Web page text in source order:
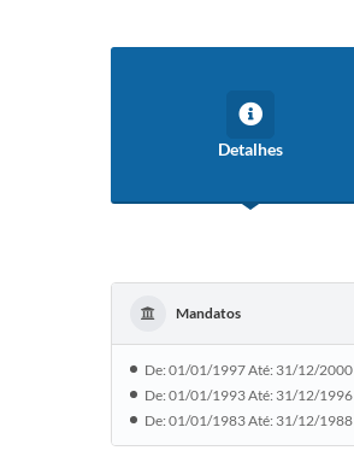
Detalhes
Mandatos
De: 01/01/1997 Até: 31/12/2000
De: 01/01/1993 Até: 31/12/1996
De: 01/01/1983 Até: 31/12/1988